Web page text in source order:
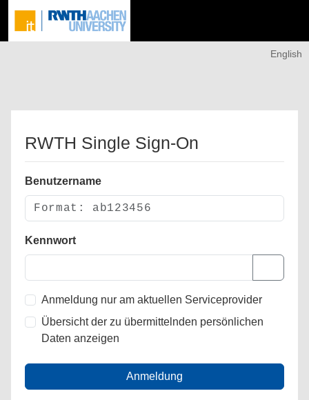
English
RWTH Single Sign-On
Benutzername
Kennwort
Anmeldung nur am aktuellen Serviceprovider
Übersicht der zu übermittelnden persönlichen
Daten anzeigen
Anmeldung